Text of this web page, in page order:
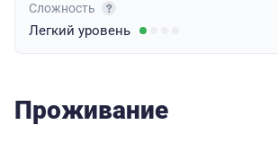
Сложность
Легкий уровень
Проживание